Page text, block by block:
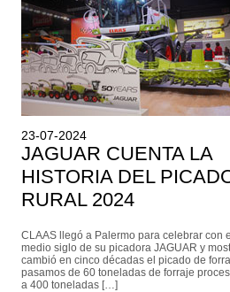
23-07-2024
JAGUAR CUENTA LA
HISTORIA DEL
RURAL 2024
CLAAS llegó a Palermo para celebrar con
medio siglo de su picadora JAGUAR y
cambió en cinco décadas el picado de
pasamos de 60 toneladas de forraje
a 400 toneladas […]